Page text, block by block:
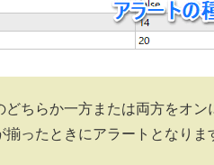
どちらか一方または両方をオ
ったときにアラートとなりま